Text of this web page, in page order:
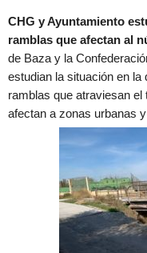
CHG y Ayuntamiento
ramblas que afectan al
de Baza y la
estudian la situación en
ramblas que atraviesan
afectan a zonas urbanas